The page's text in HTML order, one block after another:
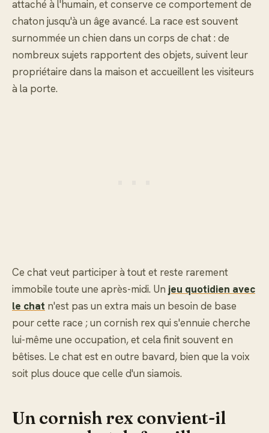
attaché à l'humain, et conserve ce comportement de
chaton jusqu'à un âge avancé. La race est souvent
surnommée un chien dans un corps de chat : de
nombreux sujets rapportent des objets, suivent leur
propriétaire dans la maison et accueillent les visiteurs
à la porte.
Ce chat veut participer à tout et reste rarement
immobile toute une après-midi. Un jeu quotidien avec
le chat n'est pas un extra mais un besoin de base
pour cette race ; un cornish rex qui s'ennuie cherche
lui-même une occupation, et cela finit souvent en
bêtises. Le chat est en outre bavard, bien que la voix
soit plus douce que celle d'un siamois.
Un cornish rex convient-il